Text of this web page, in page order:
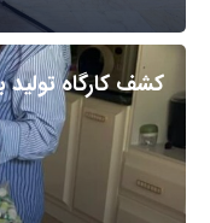
کشف کارگاه تولید